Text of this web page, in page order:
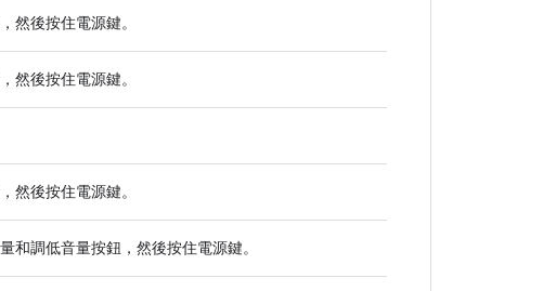
然後按住電源鍵。
然後按住電源鍵。
然後按住電源鍵。
和調低音量按鈕，然後按住電源鍵。